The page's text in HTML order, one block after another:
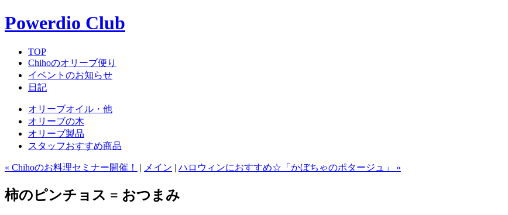
Powerdio Club
TOP
Chihoのオリーブ便り
イベントのお知らせ
日記
オリーブオイル・他
オリーブの木
オリーブ製品
スタッフおすすめ商品
« Chihoのお料理セミナー開催！ | メイン | ハロウィンにおすすめ☆「かぼちゃのポタージュ」 »
柿のピンチョス = おつまみ